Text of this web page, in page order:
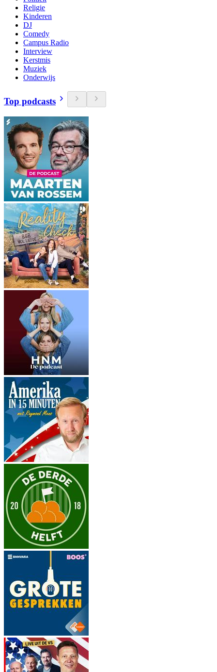
Religie
Kinderen
DJ
Comedy
Campus Radio
Interview
Kerstmis
Muziek
Onderwijs
Top podcasts